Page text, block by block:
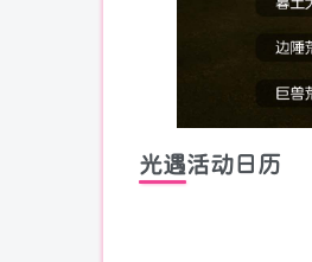
光遇活动日历